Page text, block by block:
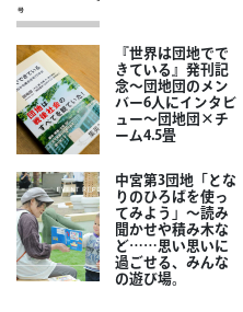
『世界は団地でで
きている』発刊記
念～団地団のメン
バー6人にインタビ
ュー～団地団×チ
ーム4.5畳
中宮第3団地「とな
りのひろばを使っ
てみよう」～読み
聞かせや積み木な
ど……思い思いに
過ごせる、みんな
の遊び場。